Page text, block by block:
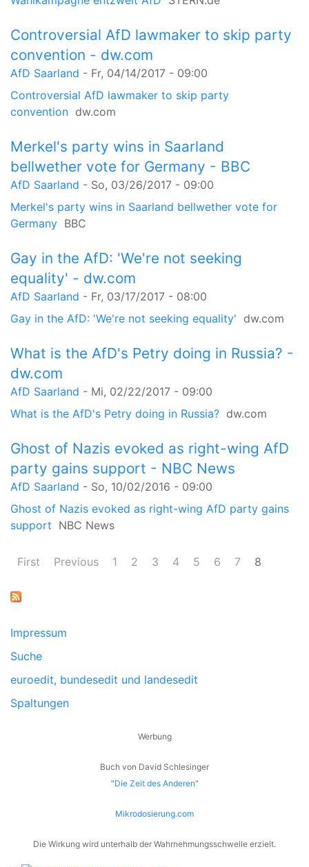
Controversial AfD lawmaker to skip party
convention - dw.com
AfD Saarland - Fr, 04/14/2017 - 09:00
Controversial AfD lawmaker to skip party
convention dw.com
Merkel's party wins in Saarland
bellwether vote for Germany - BBC
AfD Saarland - So, 03/26/2017 - 09:00
Merkel's party wins in Saarland bellwether vote for
Germany BBC
Gay in the AfD: 'We're not seeking
equality' - dw.com
AfD Saarland - Fr, 03/17/2017 - 08:00
Gay in the AfD: 'We're not seeking equality' dw.com
What is the AfD's Petry doing in Russia? -
dw.com
AfD Saarland - Mi, 02/22/2017 - 09:00
What is the AfD's Petry doing in Russia? dw.com
Ghost of Nazis evoked as right-wing AfD
party gains support - NBC News
AfD Saarland - So, 10/02/2016 - 09:00
Ghost of Nazis evoked as right-wing AfD party gains
support NBC News
Seiten
First Previous 1 2 3 4 5 6 7 8
Impressum
Suche
euroedit, bundesedit und landesedit
Spaltungen
Werbung
Buch von David Schlesinger
"Die Zeit des Anderen"
Mikrodosierung.com
Die Wirkung wird unterhalb der Wahrnehmungsschwelle erzielt.